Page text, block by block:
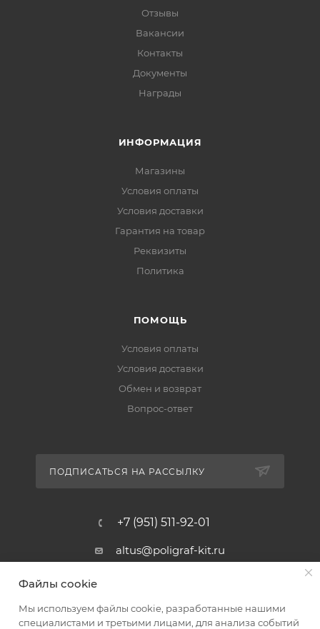
Отзывы
Вакансии
Контакты
Документы
Награды
ИНФОРМАЦИЯ
Магазины
Условия оплаты
Условия доставки
Гарантия на товар
Реквизиты
Политика
ПОМОЩЬ
Условия оплаты
Условия доставки
Обмен и возврат
Вопрос-ответ
ПОДПИСАТЬСЯ НА РАССЫЛКУ
+7 (951) 511-92-01
altus@poligraf-kit.ru
Магазин-склад ТЦ "Альтус"
пос. Янтарный, Малое Зеленое
Кольцо, 3, ТЦ "Альтус" 1 этаж
Файлы cookie
Мы используем файлы cookie, разработанные нашими
специалистами и третьими лицами, для анализа событий